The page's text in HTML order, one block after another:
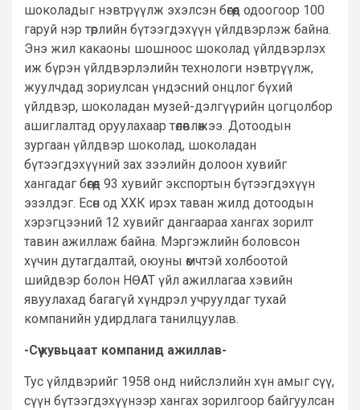
шоколадыг нэвтрүүлж эхэлсэн бөгөөд одоогоор 100
гаруй нэр төрлийн бүтээгдэхүүн үйлдвэрлэж байна.
Энэ жил какаоны шошноос шоколад үйлдвэрлэх
иж бүрэн үйлдвэрлэлийн технологи нэвтрүүлж,
жуулчдад зориулсан үндэсний онцлог бүхий
үйлдвэр, шоколадан музей-дэлгүүрийн цогцолбор
ашиглалтад оруулахаар төлөвлөжээ. Дотоодын
зургаан үйлдвэр шоколад, шоколадан
бүтээгдэхүүний зах зээлийн долоон хувийг
хангадаг бөгөөд 93 хувийг экспортын бүтээгдэхүүн
эзэлдэг. Есөн од ХХК ирэх таван жилд дотоодын
хэрэгцээний 12 хувийг дангаараа хангах зорилт
тавин ажиллаж байна. Мэргэжлийн боловсон
хүчин дутагдалтай, оюуны өмчтэй холбоотой
шийдвэр болон НӨАТ үйл ажиллагаа хэвийн
явуулахад багагүй хүндрэл учруулдаг тухай
компанийн удирдлага танилцуулав.
-Сүү хувьцаат компанид ажиллав-
Тус үйлдвэрийг 1958 онд нийслэлийн хүн амыг сүү,
сүүн бүтээгдэхүүнээр хангах зорилгоор байгуулсан